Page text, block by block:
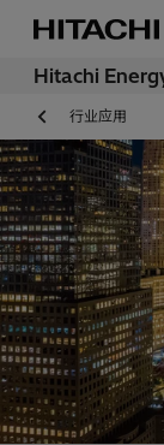
Hitachi
行业应用